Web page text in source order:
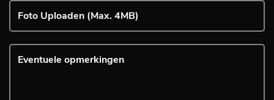
Foto Uploaden (Max. 4MB)